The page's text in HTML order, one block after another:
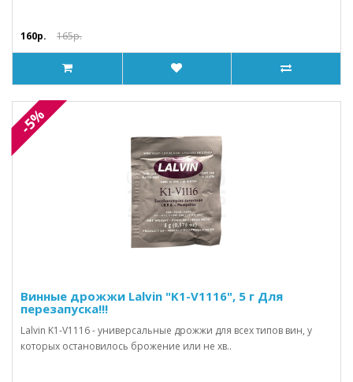
160р. 165р.
-5%
Винные дрожжи Lalvin "K1-V1116", 5 г Для
перезапуска!!!
Lalvin K1-V1116 - универсальные дрожжи для всех типов вин, у
которых остановилось брожение или не хв..